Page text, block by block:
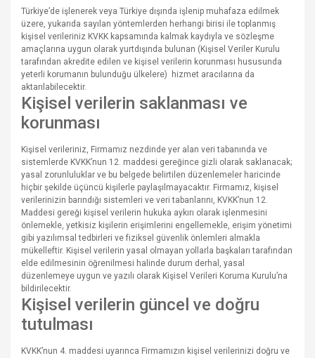
Türkiye’de işlenerek veya Türkiye dışında işlenip muhafaza edilmek
üzere, yukarıda sayılan yöntemlerden herhangi birisi ile toplanmış
kişisel verileriniz KVKK kapsamında kalmak kaydıyla ve sözleşme
amaçlarına uygun olarak yurtdışında bulunan (Kişisel Veriler Kurulu
tarafından akredite edilen ve kişisel verilerin korunması hususunda
yeterli korumanın bulunduğu ülkelere) hizmet aracılarına da
aktarılabilecektir.
Kişisel verilerin saklanması ve
korunması
Kişisel verileriniz, Firmamız nezdinde yer alan veri tabanında ve
sistemlerde KVKK’nun 12. maddesi gereğince gizli olarak saklanacak;
yasal zorunluluklar ve bu belgede belirtilen düzenlemeler haricinde
hiçbir şekilde üçüncü kişilerle paylaşılmayacaktır. Firmamız, kişisel
verilerinizin barındığı sistemleri ve veri tabanlarını, KVKK’nun 12.
Maddesi gereği kişisel verilerin hukuka aykırı olarak işlenmesini
önlemekle, yetkisiz kişilerin erişimlerini engellemekle, erişim yönetimi
gibi yazılımsal tedbirleri ve fiziksel güvenlik önlemleri almakla
mükelleftir. Kişisel verilerin yasal olmayan yollarla başkaları tarafından
elde edilmesinin öğrenilmesi halinde durum derhal, yasal
düzenlemeye uygun ve yazılı olarak Kişisel Verileri Koruma Kurulu’na
bildirilecektir.
Kişisel verilerin güncel ve doğru
tutulması
KVKK’nun 4. maddesi uyarınca Firmamızın kişisel verilerinizi doğru ve